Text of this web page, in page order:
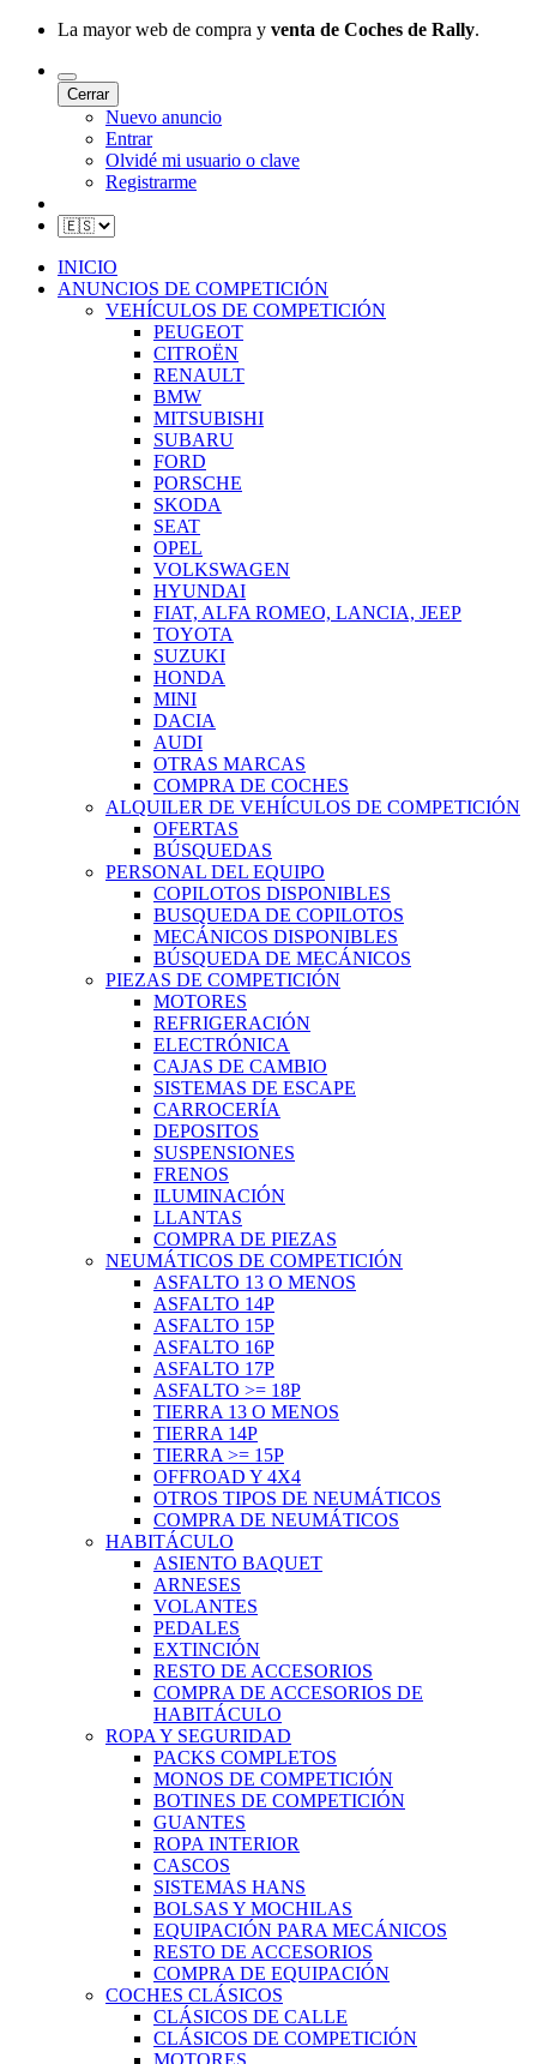
La mayor web de compra y venta de Coches de Rally.
Cerrar
Nuevo anuncio
Entrar
Olvidé mi usuario o clave
Registrarme
INICIO
ANUNCIOS DE COMPETICIÓN
VEHÍCULOS DE COMPETICIÓN
PEUGEOT
CITROËN
RENAULT
BMW
MITSUBISHI
SUBARU
FORD
PORSCHE
SKODA
SEAT
OPEL
VOLKSWAGEN
HYUNDAI
FIAT, ALFA ROMEO, LANCIA, JEEP
TOYOTA
SUZUKI
HONDA
MINI
DACIA
AUDI
OTRAS MARCAS
COMPRA DE COCHES
ALQUILER DE VEHÍCULOS DE COMPETICIÓN
OFERTAS
BÚSQUEDAS
PERSONAL DEL EQUIPO
COPILOTOS DISPONIBLES
BUSQUEDA DE COPILOTOS
MECÁNICOS DISPONIBLES
BÚSQUEDA DE MECÁNICOS
PIEZAS DE COMPETICIÓN
MOTORES
REFRIGERACIÓN
ELECTRÓNICA
CAJAS DE CAMBIO
SISTEMAS DE ESCAPE
CARROCERÍA
DEPOSITOS
SUSPENSIONES
FRENOS
ILUMINACIÓN
LLANTAS
COMPRA DE PIEZAS
NEUMÁTICOS DE COMPETICIÓN
ASFALTO 13 O MENOS
ASFALTO 14P
ASFALTO 15P
ASFALTO 16P
ASFALTO 17P
ASFALTO >= 18P
TIERRA 13 O MENOS
TIERRA 14P
TIERRA >= 15P
OFFROAD Y 4X4
OTROS TIPOS DE NEUMÁTICOS
COMPRA DE NEUMÁTICOS
HABITÁCULO
ASIENTO BAQUET
ARNESES
VOLANTES
PEDALES
EXTINCIÓN
RESTO DE ACCESORIOS
COMPRA DE ACCESORIOS DE
HABITÁCULO
ROPA Y SEGURIDAD
PACKS COMPLETOS
MONOS DE COMPETICIÓN
BOTINES DE COMPETICIÓN
GUANTES
ROPA INTERIOR
CASCOS
SISTEMAS HANS
BOLSAS Y MOCHILAS
EQUIPACIÓN PARA MECÁNICOS
RESTO DE ACCESORIOS
COMPRA DE EQUIPACIÓN
COCHES CLÁSICOS
CLÁSICOS DE CALLE
CLÁSICOS DE COMPETICIÓN
MOTORES